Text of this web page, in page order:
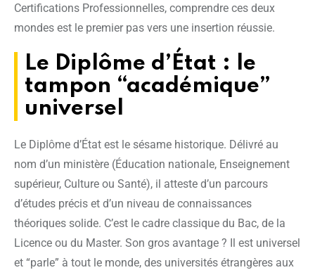
Certifications Professionnelles, comprendre ces deux
mondes est le premier pas vers une insertion réussie.
Le Diplôme d’État : le
tampon “académique”
universel
Le Diplôme d’État est le sésame historique. Délivré au
nom d’un ministère (Éducation nationale, Enseignement
supérieur, Culture ou Santé), il atteste d’un parcours
d’études précis et d’un niveau de connaissances
théoriques solide. C’est le cadre classique du Bac, de la
Licence ou du Master. Son gros avantage ? Il est universel
et “parle” à tout le monde, des universités étrangères aux